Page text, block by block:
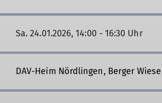
Sa. 24.01.2026, 14:00 - 16:30 Uhr
DAV-Heim Nördlingen, Berger Wiese